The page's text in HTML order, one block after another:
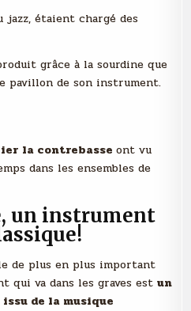
jazz, étaient chargé des
grâce à la sourdine que
pavillon de son instrument.
la contrebasseont vu
dans les ensembles de
un instrument
de plus en plus important
qui va dans les graves estun
de la musique